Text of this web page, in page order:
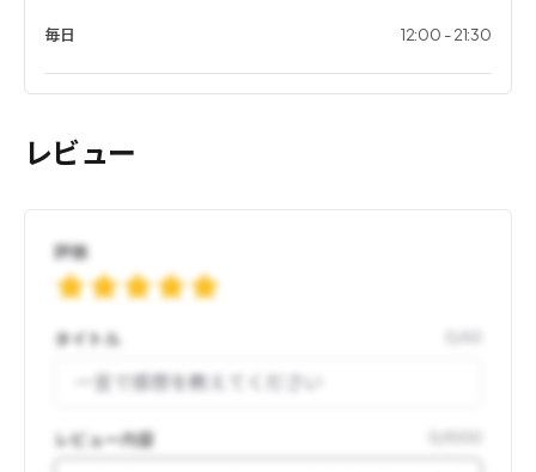
毎日 12:00 - 21:30
レビュー
評価
タイトル
レビュー内容